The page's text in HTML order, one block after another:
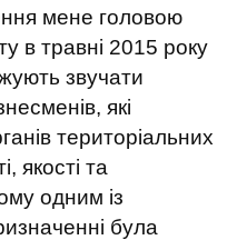
мене головою
в травні 2015 року
звучати
які
територіальних
якості та
одним із
була